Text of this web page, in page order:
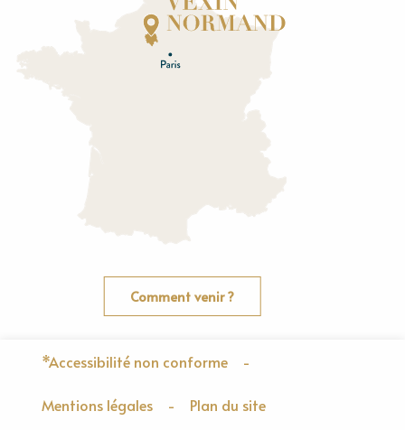
Eure
rne
Comment venir ?
*Accessibilité non conforme -
Mentions légales - Plan du site